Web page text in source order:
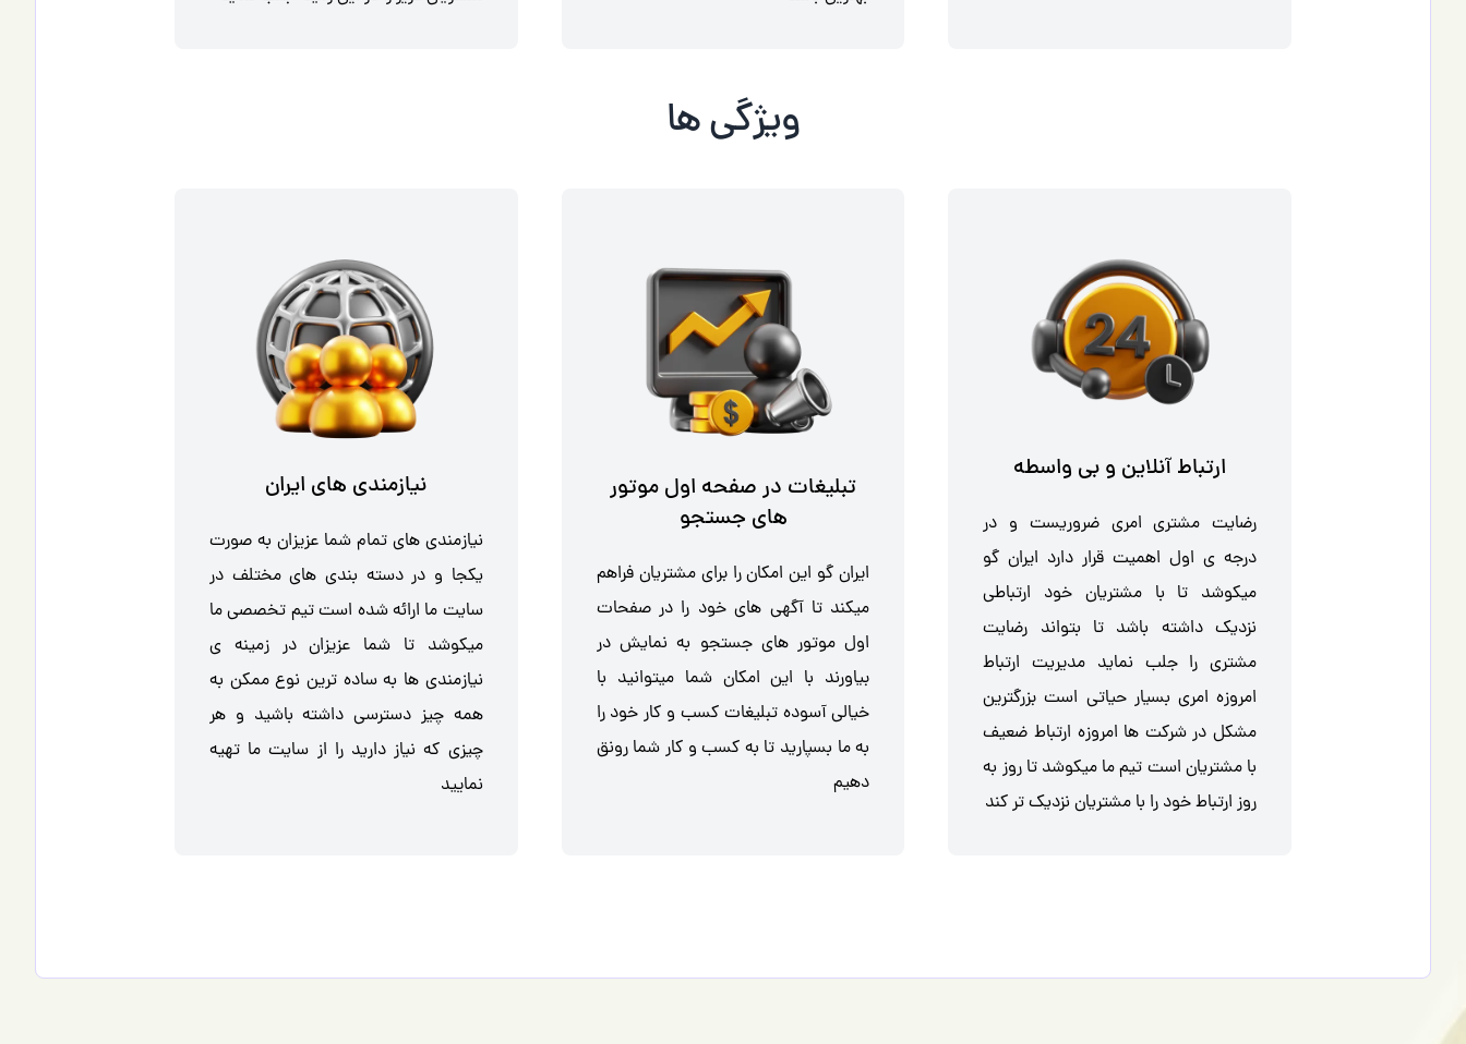
ویژگی ها
ارتباط آنلاین و بی واسطه
رضایت مشتری امری ضروریست و در
درجه ی اول اهمیت قرار دارد ایران گو
میکوشد تا با مشتریان خود ارتباطی
نزدیک داشته باشد تا بتواند رضایت
مشتری را جلب نماید مدیریت ارتباط
امروزه امری بسیار حیاتی است بزرگترین
مشکل در شرکت ها امروزه ارتباط ضعیف
با مشتریان است تیم ما میکوشد تا روز به
روز ارتباط خود را با مشتریان نزدیک تر کند
تبلیغات در صفحه اول موتور
های جستجو
ایران گو این امکان را برای مشتریان فراهم
میکند تا آگهی های خود را در صفحات
اول موتور های جستجو به نمایش در
بیاورند با این امکان شما میتوانید با
خیالی آسوده تبلیغات کسب و کار خود را
به ما بسپارید تا به کسب و کار شما رونق
دهیم
نیازمندی های ایران
نیازمندی های تمام شما عزیزان به صورت
یکجا و در دسته بندی های مختلف در
سایت ما ارائه شده است تیم تخصصی ما
میکوشد تا شما عزیزان در زمینه ی
نیازمندی ها به ساده ترین نوع ممکن به
همه چیز دسترسی داشته باشید و هر
چیزی که نیاز دارید را از سایت ما تهیه
نمایید